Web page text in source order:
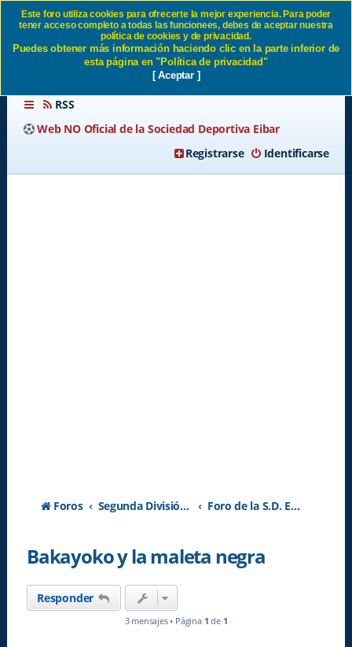
Bakayoko y la maleta negra
SD Eibar
RSS
Web NO Oficial de la Sociedad Deportiva Eibar
Identificarse
Registrarse
Foros Segunda División A - Temporada 2026-2027 Foro de la S.D. Eibar
Bakayoko y la maleta negra
Responder
3 mensajes • Página 1 de 1
Este foro utiliza cookies para ofrecerte la mejor experiencia. Para poder
tener acceso completo a todas las funcionees, debes de aceptar nuestra
política de cookies y de privacidad.
Puedes obtener más información haciendo clic en la parte inferior de
esta página en "Política de privacidad"
[ Aceptar ]